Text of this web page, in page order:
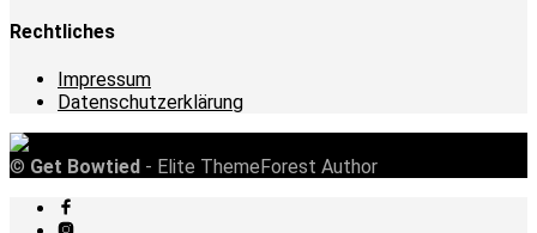
Rechtliches
Impressum
Datenschutzerklärung
© Get Bowtied - Elite ThemeForest Author